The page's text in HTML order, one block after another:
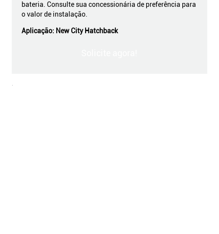
bateria. Consulte sua concessionária de preferência para
o valor de instalação.
Aplicação: New City Hatchback
.